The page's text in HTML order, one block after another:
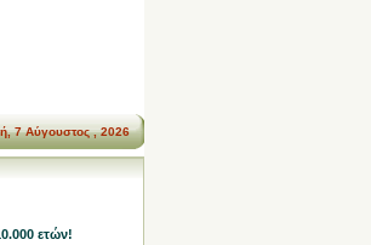
7 Αύγουστος , 2026
ετών!